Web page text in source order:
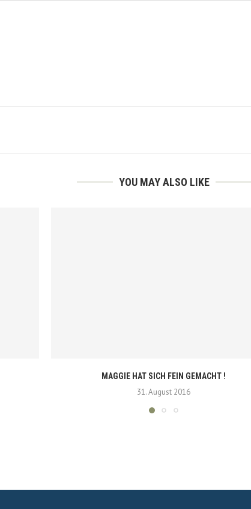
YOU MAY ALSO LIKE
MAGGIE HAT SICH FEIN GEMACHT !
31. August 2016